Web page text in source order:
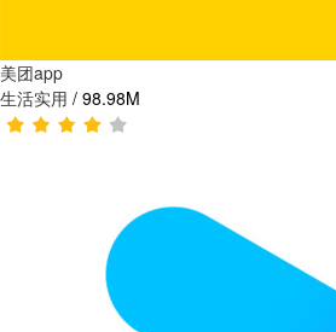
美团app
生活实用 / 98.98M